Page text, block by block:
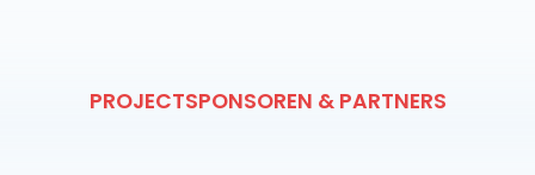
PROJECTSPONSOREN & PARTNERS